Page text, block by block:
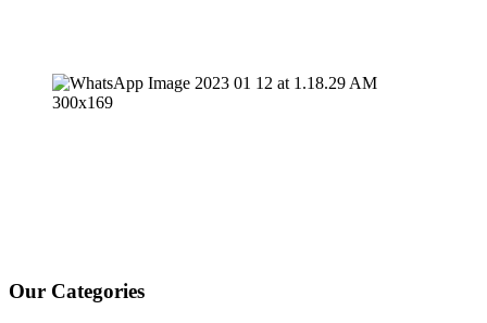
Our Categories